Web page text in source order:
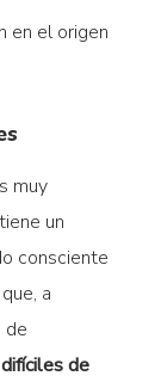
en el origen
muy
un
consciente
a
de
de